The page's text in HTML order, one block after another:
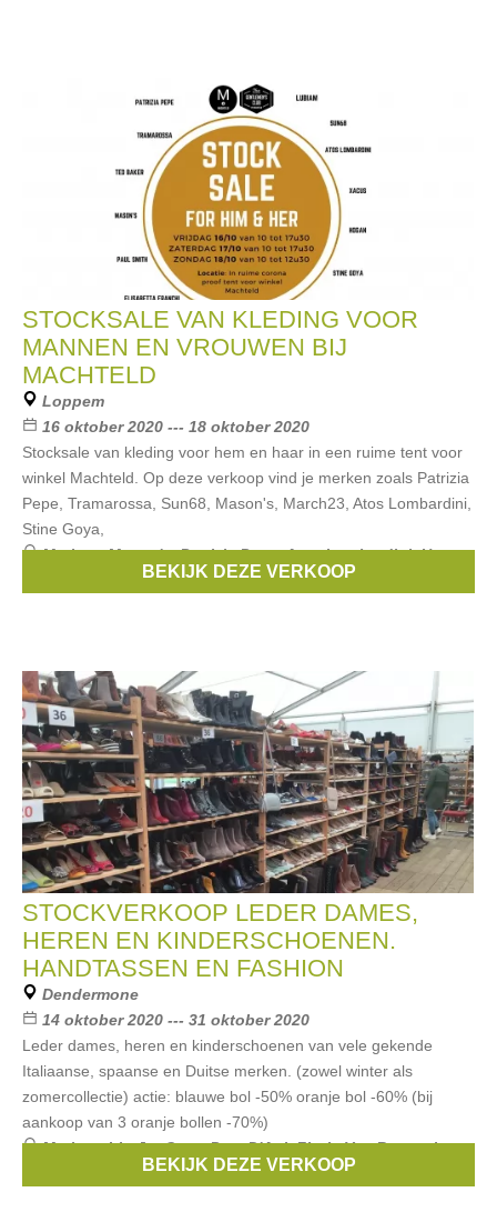
STOCKSALE VAN KLEDING VOOR
MANNEN EN VROUWEN BIJ
MACHTELD
Loppem
16 oktober 2020 --- 18 oktober 2020
Stocksale van kleding voor hem en haar in een ruime tent voor
winkel Machteld. Op deze verkoop vind je merken zoals Patrizia
Pepe, Tramarossa, Sun68, Mason's, March23, Atos Lombardini,
Stine Goya,
Merken:Mason's,Patrizia Pepe,Atos Lombardini,Hogan,
BEKIJK DEZE VERKOOP
STOCKVERKOOP LEDER DAMES,
HEREN EN KINDERSCHOENEN.
HANDTASSEN EN FASHION
Dendermone
14 oktober 2020 --- 31 oktober 2020
Leder dames, heren en kinderschoenen van vele gekende
Italiaanse, spaanse en Duitse merken. (zowel winter als
zomercollectie) actie: blauwe bol -50% oranje bol -60% (bij
aankoop van 3 oranje bollen -70%)
Merken:Liu Jo,Gant,Pom D'Api,Floris Van Bommel,
BEKIJK DEZE VERKOOP